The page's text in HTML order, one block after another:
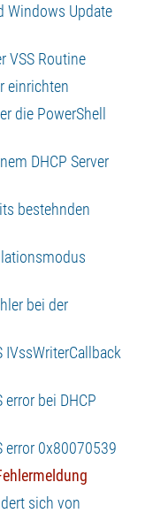
Windows Update
VSS Routine
einrichten
die PowerShell
DHCP Server
bestehnden
bei der
IVssWriterCallback
bei DHCP
error 0x80070539
sich von